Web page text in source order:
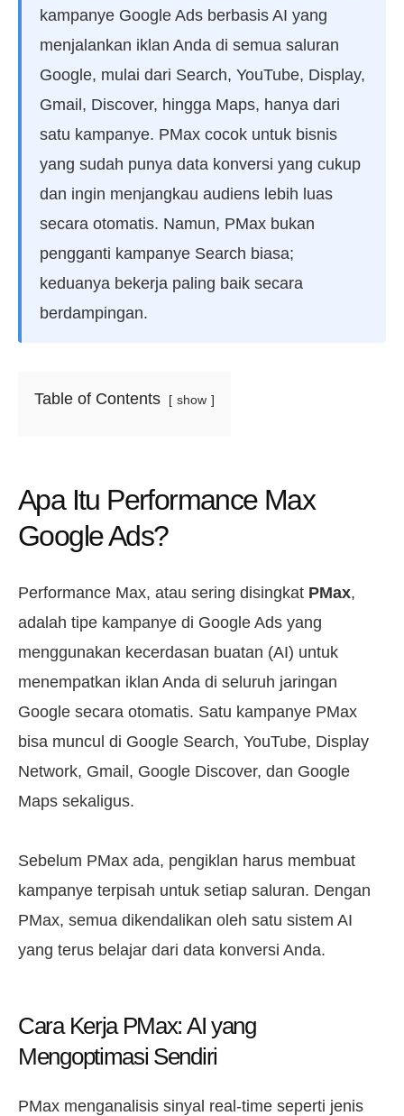
kampanye Google Ads berbasis AI yang
menjalankan iklan Anda di semua saluran
Google, mulai dari Search, YouTube, Display,
Gmail, Discover, hingga Maps, hanya dari
satu kampanye. PMax cocok untuk bisnis
yang sudah punya data konversi yang cukup
dan ingin menjangkau audiens lebih luas
secara otomatis. Namun, PMax bukan
pengganti kampanye Search biasa;
keduanya bekerja paling baik secara
berdampingan.
Table of Contents show
Apa Itu Performance Max
Google Ads?
Performance Max, atau sering disingkat PMax,
adalah tipe kampanye di Google Ads yang
menggunakan kecerdasan buatan (AI) untuk
menempatkan iklan Anda di seluruh jaringan
Google secara otomatis. Satu kampanye PMax
bisa muncul di Google Search, YouTube, Display
Network, Gmail, Google Discover, dan Google
Maps sekaligus.
Sebelum PMax ada, pengiklan harus membuat
kampanye terpisah untuk setiap saluran. Dengan
PMax, semua dikendalikan oleh satu sistem AI
yang terus belajar dari data konversi Anda.
Cara Kerja PMax: AI yang
Mengoptimasi Sendiri
PMax menganalisis sinyal real-time seperti jenis